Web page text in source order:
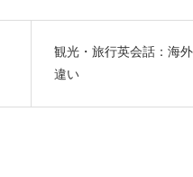
観光・旅行英会話：海
違い